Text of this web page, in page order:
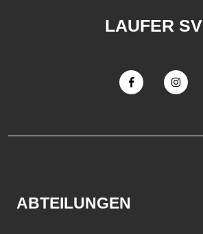
LAUFER SV
ABTEILUNGEN